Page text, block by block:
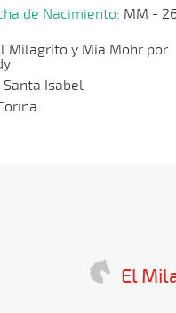
de Nacimiento: MM -
Milagrito y Mia Mohr por
Santa Isabel
El